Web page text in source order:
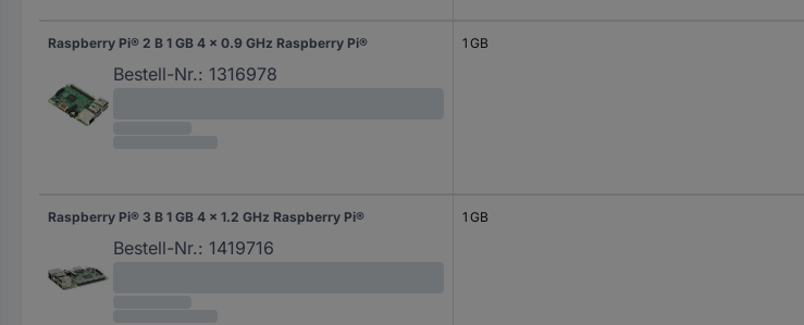
Raspberry Pi® 2 B 1 GB 4 x 0.9 GHz Raspberry Pi®
Bestell-Nr.: 1316978
1 GB
Raspberry Pi® 3 B 1 GB 4 x 1.2 GHz Raspberry Pi®
Bestell-Nr.: 1419716
1 GB